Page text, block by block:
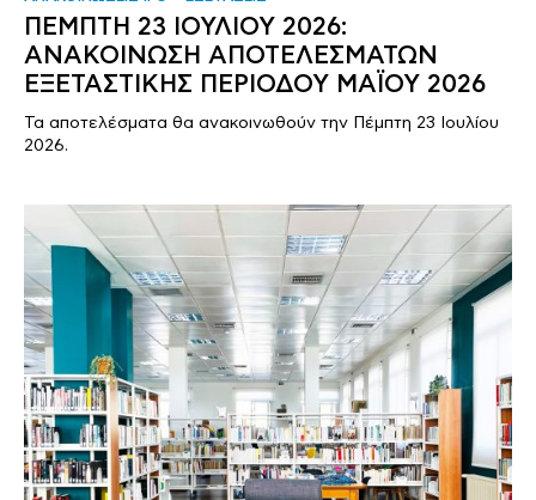
ΠΕΜΠΤΗ 23 ΙΟΥΛΙΟΥ 2026:
ΑΝΑΚΟΙΝΩΣΗ ΑΠΟΤΕΛΕΣΜΑΤΩΝ
ΕΞΕΤΑΣΤΙΚΗΣ ΠΕΡΙΟΔΟΥ ΜΑΪΟΥ 2026
Τα αποτελέσματα θα ανακοινωθούν την Πέμπτη 23 Ιουλίου
2026.